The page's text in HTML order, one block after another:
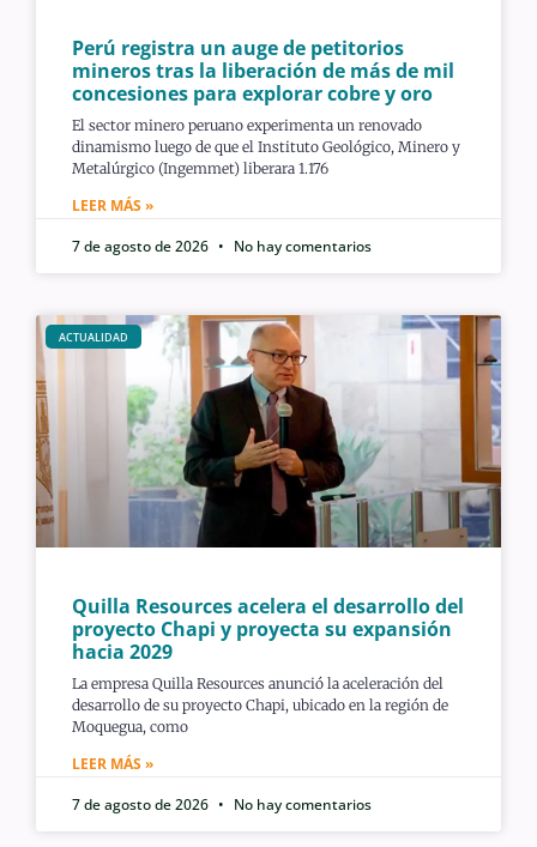
Perú registra un auge de petitorios
mineros tras la liberación de más de mil
concesiones para explorar cobre y oro
El sector minero peruano experimenta un renovado
dinamismo luego de que el Instituto Geológico, Minero y
Metalúrgico (Ingemmet) liberara 1.176
LEER MÁS »
7 de agosto de 2026
No hay comentarios
ACTUALIDAD
Quilla Resources acelera el desarrollo del
proyecto Chapi y proyecta su expansión
hacia 2029
La empresa Quilla Resources anunció la aceleración del
desarrollo de su proyecto Chapi, ubicado en la región de
Moquegua, como
LEER MÁS »
7 de agosto de 2026
No hay comentarios